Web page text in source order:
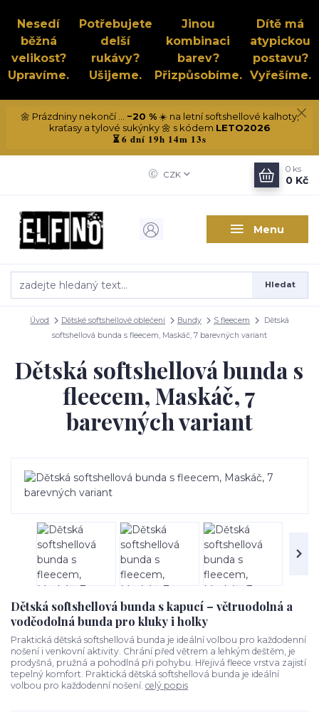
Nesedí
běžná
velikost?
Upravíme.
Potřebujete
delší
rukávy?
Ušijeme.
Jinou
kombinaci
barev?
Přizpůsobíme.
Dítě má
atypickou
postavu?
Vyřešíme.
🌼 Prázdniny nekončí ... −20 %☀️ na letní softshellové kalhoty,
kraťasy a tylové sukýnky 🌼 s kódem LETO2026
⏳6 dní 19h 14m 13s
Menu
CZK
Hledat
0 ks
0 Kč
Úvod Dětské softshellové oblečení Bundy S fleecem
Dětská
softshellová bunda s fleecem, Maskáč, 7 barevných variant
Dětská softshellová bunda s
fleecem, Maskáč, 7
barevných variant
Dětská softshellová bunda s kapucí – větruodolná a
voděodolná bunda pro kluky i holky
Praktická dětská softshellová bunda je ideální volbou pro každodenní
nošení i venkovní aktivity. Chrání před větrem a lehkým deštěm, je
prodyšná, pružná a pohodlná při pohybu. Hřejivá fleece vrstva zajistí
tepelný komfort. Praktická dětská softshellová bunda je ideální
volbou pro každodenní nošení. celý popis